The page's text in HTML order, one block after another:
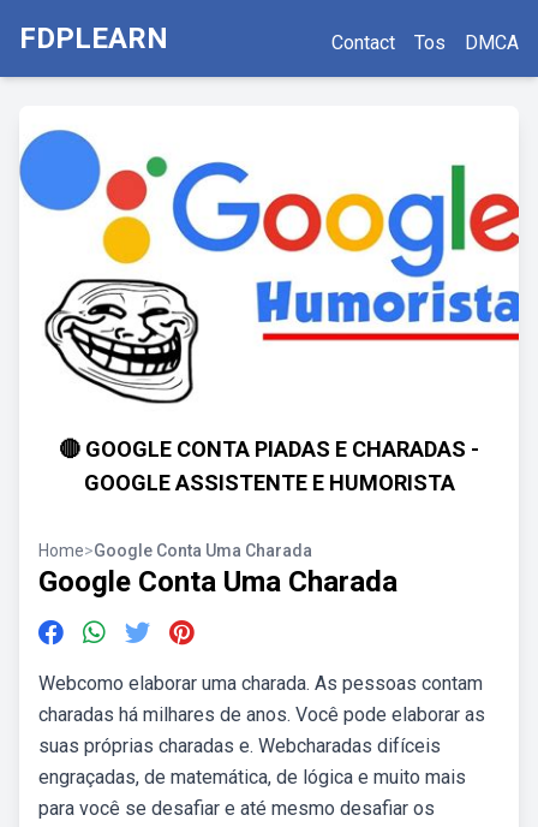
FDPLEARN Contact Tos DMCA
🔴 GOOGLE CONTA PIADAS E CHARADAS -
GOOGLE ASSISTENTE E HUMORISTA
Home>Google Conta Uma Charada
Google Conta Uma Charada
Webcomo elaborar uma charada. As pessoas contam
charadas há milhares de anos. Você pode elaborar as
suas próprias charadas e. Webcharadas difíceis
engraçadas, de matemática, de lógica e muito mais
para você se desafiar e até mesmo desafiar os